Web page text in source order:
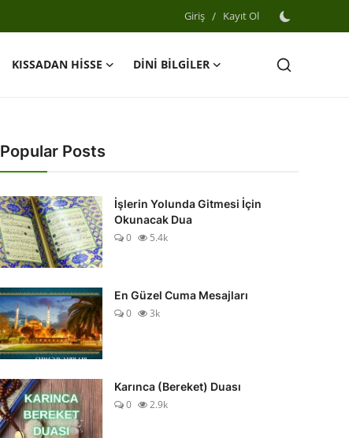
Giriş / Kayıt Ol
KISSADAN HİSSE
DİNİ BİLGİLER
Popular Posts
İşlerin Yolunda Gitmesi İçin
Okunacak Dua
0
5.4k
En Güzel Cuma Mesajları
0
3k
Karınca (Bereket) Duası
0
2.9k